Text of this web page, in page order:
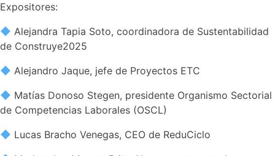
Expositores:
Alejandra Tapia Soto, coordinadora de Sustentabilidad
de Construye2025
Alejandro Jaque, jefe de Proyectos ETC
Matías Donoso Stegen, presidente Organismo Sectorial
de Competencias Laborales (OSCL)
Lucas Bracho Venegas, CEO de ReduCiclo